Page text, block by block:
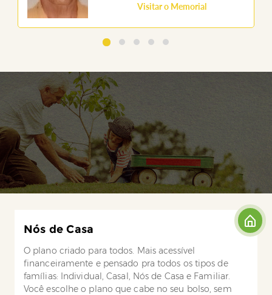
Visitar o Memorial
Nós de Casa
O plano criado para todos. Mais acessível
financeiramente e pensado pra todos os tipos de
famílias: Individual, Casal, Nós de Casa e Familiar.
Você escolhe o plano que cabe no seu bolso, sem